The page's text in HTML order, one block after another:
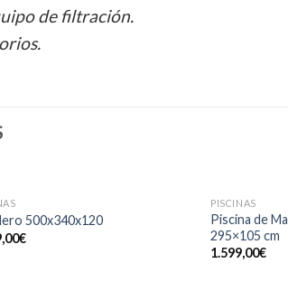
de filtración.
500x340x120
€
PISCINAS
Piscina de
295×105 cm
1.599,00€